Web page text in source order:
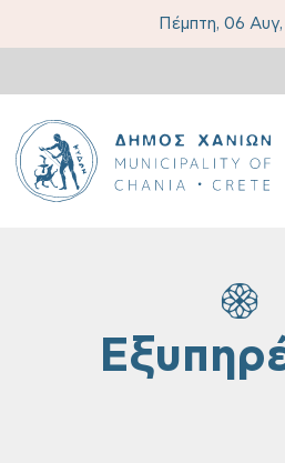
Πέμπτη, 06 Αυγ,